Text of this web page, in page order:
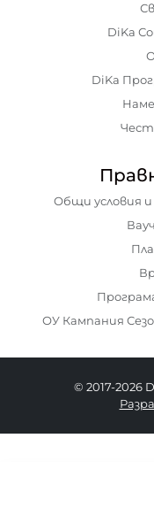
DiKa
DiKa
Общи условия
ОУ Кампания
© 2017-2026